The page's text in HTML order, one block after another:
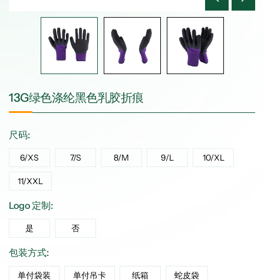
13G绿色涤纶黑色乳胶折痕
尺码:
6/XS 7/S 8/M 9/L 10/XL
11/XXL
Logo 定制:
是 否
包装方式:
单付袋装 单付吊卡 纸箱 蛇皮袋